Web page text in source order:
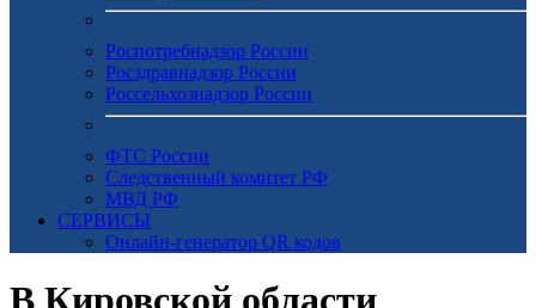
Роспотребнадзор России
Росздравнадзор России
Россельхознадзор России
ФТС России
Следственный комитет РФ
МВД РФ
СЕРВИСЫ
Онлайн-генератор QR кодов